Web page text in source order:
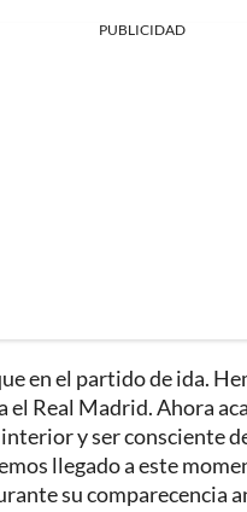
PUBLICIDAD
en el partido de ida.
Real Madrid. Ahora
y ser consciente
llegado a este
su comparecencia